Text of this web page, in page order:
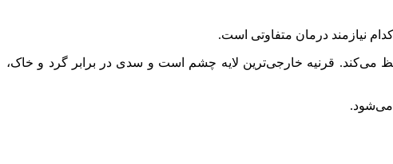
نیازمند درمان متفاوتی است.
قرنیه خارجی‌ترین لایه چشم است و سدی در برابر گرد و خاک،
می‌شود.